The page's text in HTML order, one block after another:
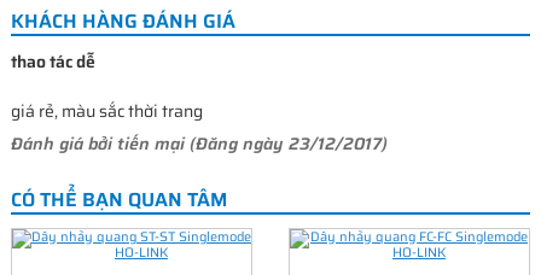
KHÁCH HÀNG ĐÁNH GIÁ
thao tác dễ
giá rẻ, màu sắc thời trang
Đánh giá bởitiến mại (Đăng ngày 23/12/2017)
CÓ THỂ BẠN QUAN TÂM